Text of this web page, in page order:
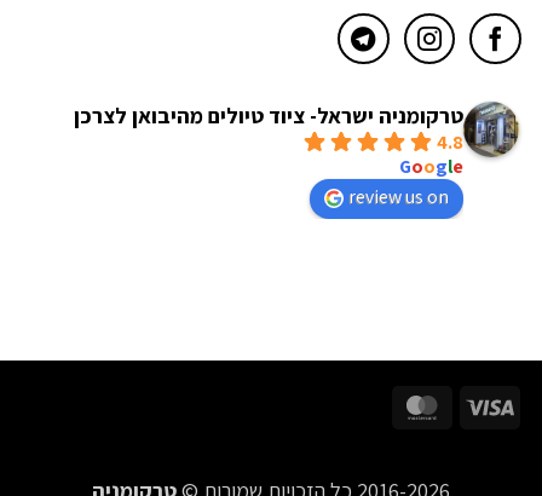
טרקומניה ישראל- ציוד טיולים מהיבואן לצרכן
4.8
Google
review us on
Visa